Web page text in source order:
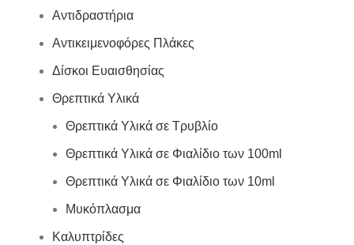
Αντιδραστήρια
Αντικειμενοφόρες Πλάκες
Δίσκοι Ευαισθησίας
Θρεπτικά Υλικά
Θρεπτικά Υλικά σε Τρυβλίο
Θρεπτικά Υλικά σε Φιαλίδιο των 100ml
Θρεπτικά Υλικά σε Φιαλίδιο των 10ml
Μυκόπλασμα
Καλυπτρίδες